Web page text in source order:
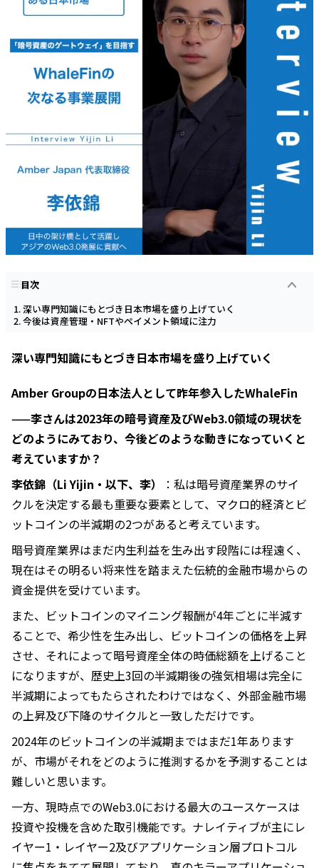
目次
深い専門知識にもとづき日本市場を盛り上げていく
今後は資産管理・NFTやペイメント領域に注力
深い専門知識にもとづき日本市場を盛り上げていく
Amber Groupの日本法人として昨年参入したWhaleFin
——李さんは2023年の暗号資産及びWeb3.0領域の現状を
どのようにみており、今後どのような動きになっていくと
考えていますか？
李依錦（Li Yijin・以下、李）
：私は暗号資産業界のサイ
クルを決定する最も重要な要素として、マクロ的経済とビ
ットコインの半減期の2つがあると考えています。
暗号資産業界はまだ内生利益を生み出す段階には程遠く、
現在はその明るい将来性を踏まえた伝統的金融市場からの
資金提供を受けています。
また、ビットコインのマイニング報酬が4年ごとに半減す
ることで、希少性を生み出し、ビットコインの価格を上昇
させ、それによって暗号資産全体の時価総額を上げること
になりますが、歴史上3回の半減期後の強気相場は完全に
半減期によってもたらされたわけではなく、外部金融市場
の上昇及び下降のサイクルと一致しただけです。
2024年のビットコインの半減期まではまだ1年あります
が、市場がそれをどのように推測するかを予測することは
難しいと思います。
一方、現時点でのWeb3.0における最大のユースケースは
投資や投機を含めた取引機能です。ナレイティブが主にレ
イヤー1・レイヤー2及びアプリケーション層プロトコル